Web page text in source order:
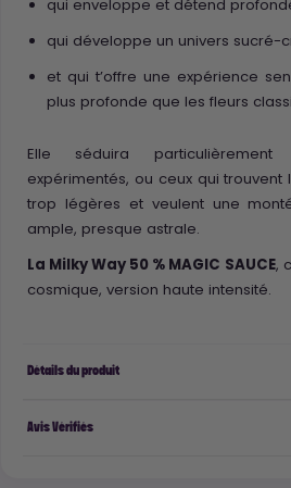
qui enveloppe et détend
qui développe un univers sucré-
et qui t’offre une expérience
plus profonde que les fleurs
Elle séduira particulièrement
expérimentés, ou ceux qui trouvent
trop légères et veulent une
ample, presque astrale.
La Milky Way 50 % MAGIC SAUCE,
cosmique, version haute intensité.
Détails du produit
Avis Vérifiés